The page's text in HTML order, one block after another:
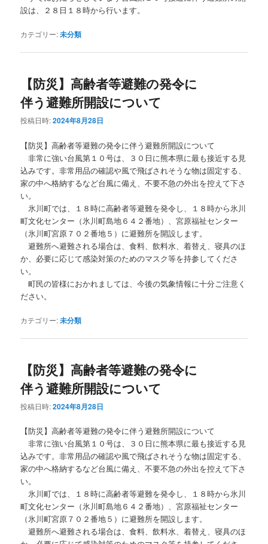
設は、２８日１８時から行います。
カテゴリー:未分類
【防災】高齢者等避難の発令に
伴う避難所開設について
投稿日時:2024年8月28日
【防災】高齢者等避難の発令に伴う避難所開設について
非常に強い台風第１０号は、３０日に熊本県に最も接近する見
込みです。非常用品の確認や風で飛ばされそうな物は固定する、
家の中へ格納するなど台風に備え、不要不急の外出を控えて下さ
い。
氷川町では、１８時に高齢者等避難を発令し、１８時から氷川
町文化センター（氷川町島地６４２番地）、宮原福祉センター
（氷川町宮原７０２番地５）に避難所を開設します。
避難所へ避難される場合は、食料、飲料水、着替え、寝具のほ
か、必要に応じて感染対策のためのマスク等を持参してくださ
い。
町民の皆様におかれましては、今後の気象情報に十分ご注意く
ださい。
カテゴリー:未分類
【防災】高齢者等避難の発令に
伴う避難所開設について
投稿日時:2024年8月28日
【防災】高齢者等避難の発令に伴う避難所開設について
非常に強い台風第１０号は、３０日に熊本県に最も接近する見
込みです。非常用品の確認や風で飛ばされそうな物は固定する、
家の中へ格納するなど台風に備え、不要不急の外出を控えて下さ
い。
氷川町では、１８時に高齢者等避難を発令し、１８時から氷川
町文化センター（氷川町島地６４２番地）、宮原福祉センター
（氷川町宮原７０２番地５）に避難所を開設します。
避難所へ避難される場合は、食料、飲料水、着替え、寝具のほ